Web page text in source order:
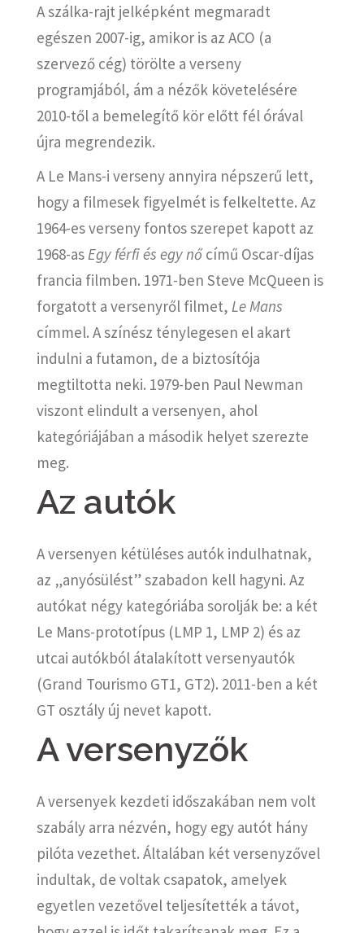
A szálka-rajt jelképként megmaradt
egészen 2007-ig, amikor is az ACO (a
szervező cég) törölte a verseny
programjából, ám a nézők követelésére
2010-től a bemelegítő kör előtt fél órával
újra megrendezik.
A Le Mans-i verseny annyira népszerű lett,
hogy a filmesek figyelmét is felkeltette. Az
1964-es verseny fontos szerepet kapott az
1968-asEgy férfi és egy nőcímű Oscar-díjas
francia filmben. 1971-ben Steve McQueen is
forgatott a versenyről filmet, Le Mans
címmel. A színész ténylegesen el akart
indulni a futamon, de a biztosítója
megtiltotta neki. 1979-ben Paul Newman
viszont elindult a versenyen, ahol
kategóriájában a második helyet szerezte
meg.
Az autók
A versenyen kétüléses autók indulhatnak,
az „anyósülést” szabadon kell hagyni. Az
autókat négy kategóriába sorolják be: a két
Le Mans-prototípus (LMP 1, LMP 2) és az
utcai autókból átalakított versenyautók
(Grand Tourismo GT1, GT2). 2011-ben a két
GT osztály új nevet kapott.
A versenyzők
A versenyek kezdeti időszakában nem volt
szabály arra nézvén, hogy egy autót hány
pilóta vezethet. Általában két versenyzővel
indultak, de voltak csapatok, amelyek
egyetlen vezetővel teljesítették a távot,